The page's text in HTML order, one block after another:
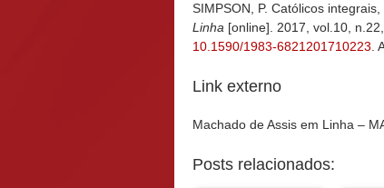
SIMPSON, P. Católicos
Linha [online]. 2017, vol.10,
10.1590/1983-6821201710223 .
Link externo
Machado de Assis em Linha –
Posts relacionados: